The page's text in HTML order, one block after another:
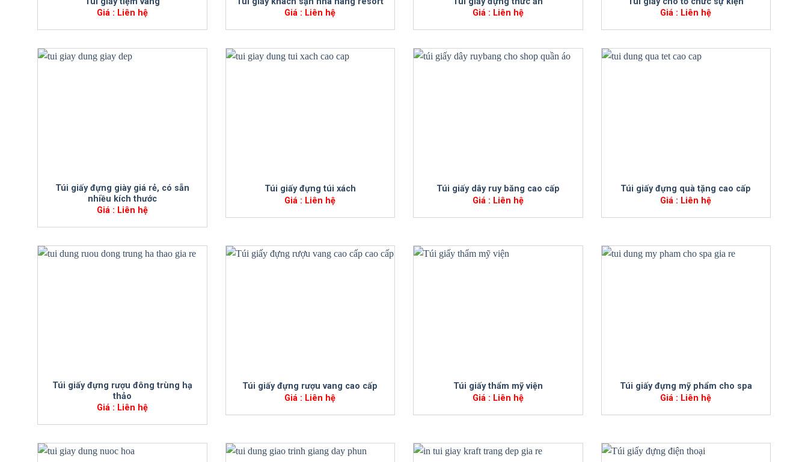
Giá : Liên hệ
Giá : Liên hệ
Giá : Liên hệ
Giá : Liên hệ
Túi giấy đựng giày giá rẻ, có sẵn
nhiều kích thước
Giá : Liên hệ
Túi giấy đựng túi xách
Giá : Liên hệ
Túi giấy dây ruy băng cao cấp
Giá : Liên hệ
Túi giấy đựng quà tặng cao cấp
Giá : Liên hệ
Túi giấy đựng rượu đông trùng hạ
thảo
Giá : Liên hệ
Túi giấy đựng rượu vang cao cấp
Giá : Liên hệ
Túi giấy thẩm mỹ viện
Giá : Liên hệ
Túi giấy đựng mỹ phẩm cho spa
Giá : Liên hệ